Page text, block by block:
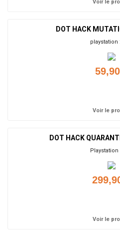
Voir le
DOT HACK
playstation
Voir le
DOT HACK
Playstation
Voir le